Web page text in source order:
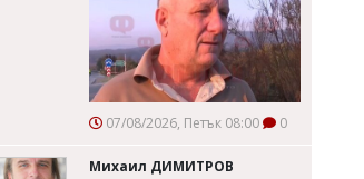
07/08/2026, Петък 08:00 0
Михаил ДИМИТРОВ